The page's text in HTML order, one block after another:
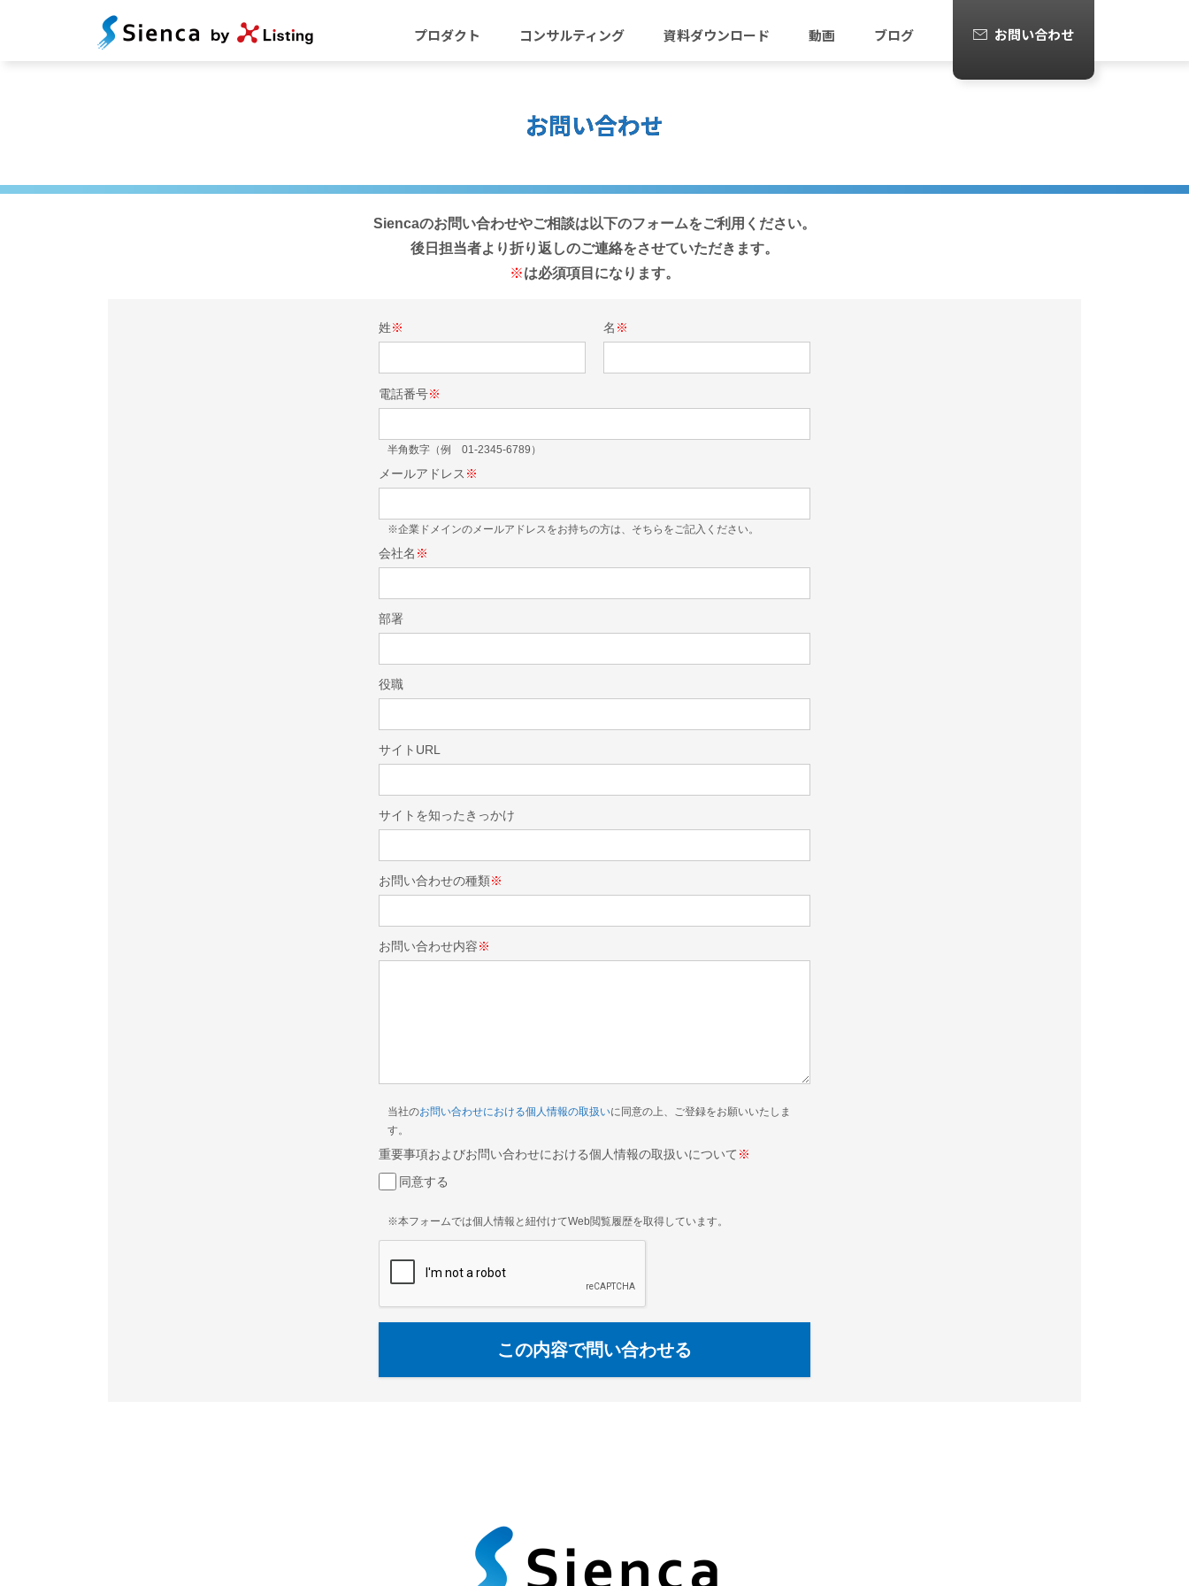
プロダクト コンサルティング 資料ダウンロード 動画 ブログ お問い合わせ
お問い合わせ
Siencaのお問い合わせやご相談は以下のフォームをご利用ください。
後日担当者より折り返しのご連絡をさせていただきます。
※は必須項目になります。
姓※ 名 ※
電話番号※
半角数字（例 01-2345-6789）
メールアドレス ※
※企業ドメインのメールアドレスをお持ちの方は、そちらをご記入ください。
会社名 ※
部署
役職
サイトURL
サイトを知ったきっかけ
お問い合わせの種類※
お問い合わせ内容※
当社のお問い合わせにおける個人情報の取扱いに同意の上、ご登録をお願いいたしま
す。
重要事項およびお問い合わせにおける個人情報の取扱いについて ※
同意する
※本フォームでは個人情報と紐付けてWeb閲覧履歴を取得しています。
この内容で問い合わせる